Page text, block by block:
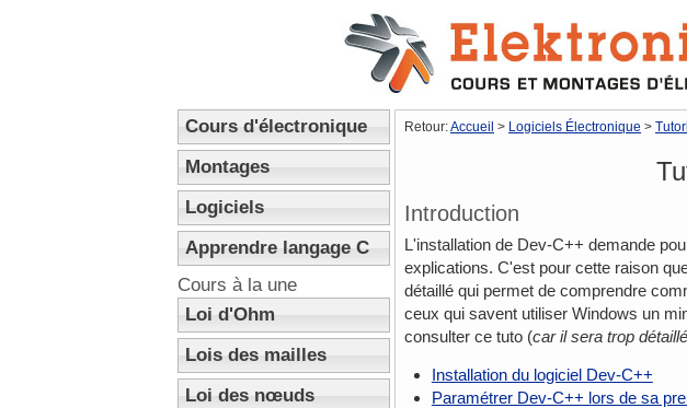
Cours d'électronique
Montages
Logiciels
Apprendre langage C
Cours à la une
Loi d'Ohm
Lois des mailles
Loi des nœuds
Retour:Accueil > Logiciels Électronique >
Introduction
L'installation de Dev-C++ demande
explications. C'est pour cette raison
détaillé qui permet de comprendre
ceux qui savent utiliser Windows un
consulter ce tuto (car il sera trop
Installation du logiciel Dev-C++
Paramétrer Dev-C++ lors de sa